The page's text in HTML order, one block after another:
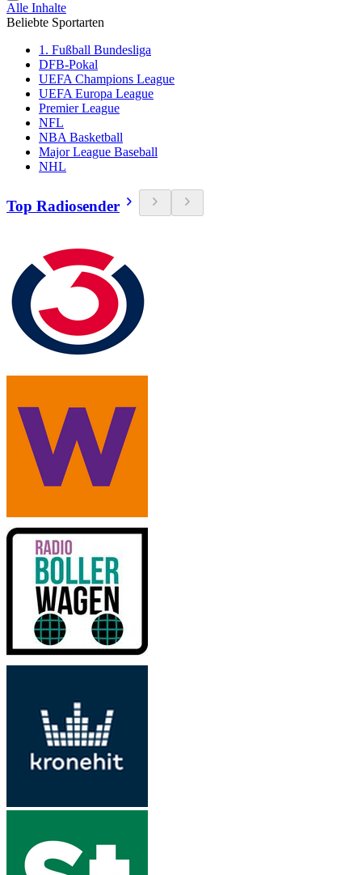
Alle Inhalte
Beliebte Sportarten
1. Fußball Bundesliga
DFB-Pokal
UEFA Champions League
UEFA Europa League
Premier League
NFL
NBA Basketball
Major League Baseball
NHL
Top Radiosender